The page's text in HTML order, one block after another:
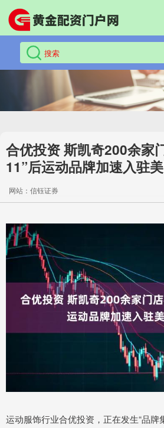
合优投资 斯凯奇200余家
11”后运动品牌加速入驻
网站：信钰证券
运动服饰行业合优投资，正在发生“品牌